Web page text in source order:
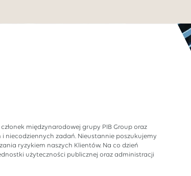
międzynarodowej grupy PIB Group oraz
niecodziennych zadań. Nieustannie poszukujemy
ryzykiem naszych Klientów. Na co dzień
użyteczności publicznej oraz administracji